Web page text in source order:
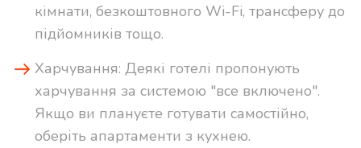
кімнати, безкоштовного Wi-Fi, трансферу до
підйомників тощо.
Харчування: Деякі готелі пропонують
харчування за системою "все включено".
Якщо ви плануєте готувати самостійно,
оберіть апартаменти з кухнею.